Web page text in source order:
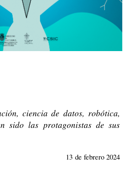
ciencia de datos, robótica,
sido las protagonistas de sus
13 de febrero 2024